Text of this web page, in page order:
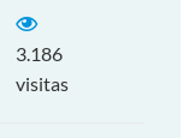
3.186
visitas